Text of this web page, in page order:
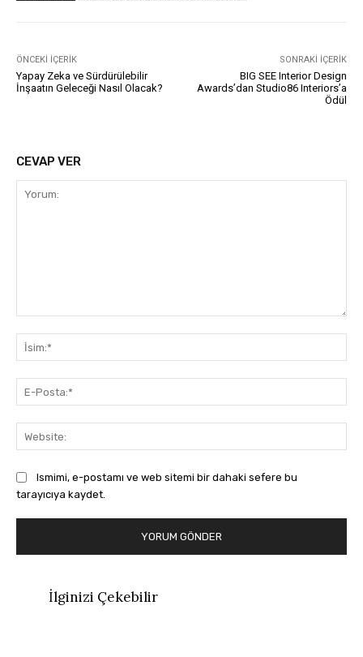
ÖNCEKI İÇERIK
Yapay Zeka ve Sürdürülebilir
İnşaatın Geleceği Nasıl Olacak?
SONRAKI İÇERIK
BIG SEE Interior Design
Awards’dan Studio86 Interiors’a
Ödül
CEVAP VER
Ismimi, e-postamı ve web sitemi bir dahaki sefere bu
tarayıcıya kaydet.
İlginizi Çekebilir